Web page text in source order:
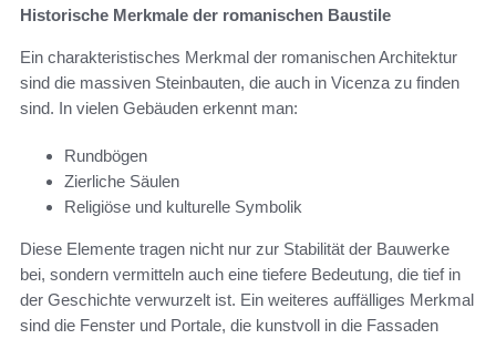
Historische Merkmale der romanischen Baustile
Ein charakteristisches Merkmal der romanischen Architektur
sind die massiven Steinbauten, die auch in Vicenza zu finden
sind. In vielen Gebäuden erkennt man:
Rundbögen
Zierliche Säulen
Religiöse und kulturelle Symbolik
Diese Elemente tragen nicht nur zur Stabilität der Bauwerke
bei, sondern vermitteln auch eine tiefere Bedeutung, die tief in
der Geschichte verwurzelt ist. Ein weiteres auffälliges Merkmal
sind die Fenster und Portale, die kunstvoll in die Fassaden